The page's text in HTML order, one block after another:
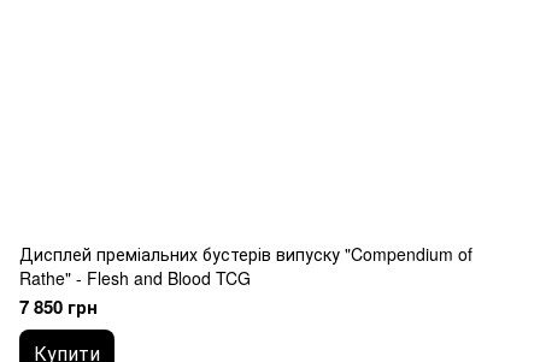
Дисплей преміальних бустерів випуску "Compendium of
Rathe" - Flesh and Blood TCG
7 850 грн
Купити